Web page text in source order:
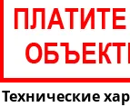
Труба
Труба
Труба
Технические